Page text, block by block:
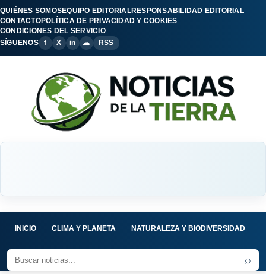
QUIÉNES SOMOSEQUIPO EDITORIALRESPONSABILIDAD EDITORIAL
CONTACTOPOLÍTICA DE PRIVACIDAD Y COOKIES
CONDICIONES DEL SERVICIO
SÍGUENOS
f X in ☁ RSS
INICIO CLIMA Y PLANETA NATURALEZA Y BIODIVERSIDAD
⌕